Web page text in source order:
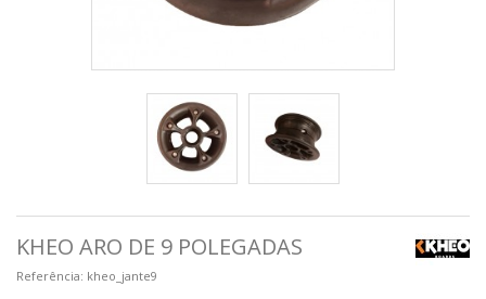
KHEO ARO DE 9 POLEGADAS
Referência: kheo_jante9